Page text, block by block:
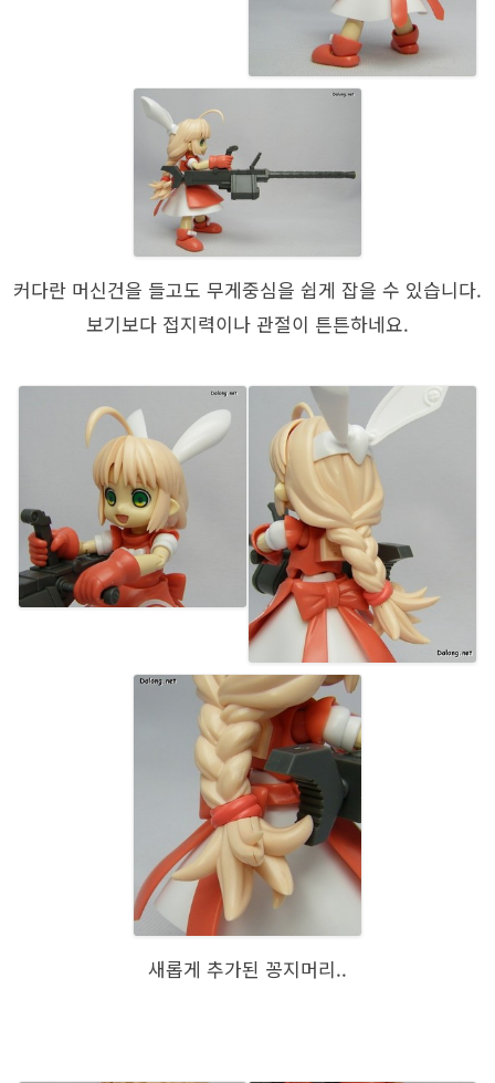
커다란 머신건을 들고도 무게중심을 쉽게 잡을 수 있습니다.
보기보다 접지력이나 관절이 튼튼하네요.
새롭게 추가된 꽁지머리..